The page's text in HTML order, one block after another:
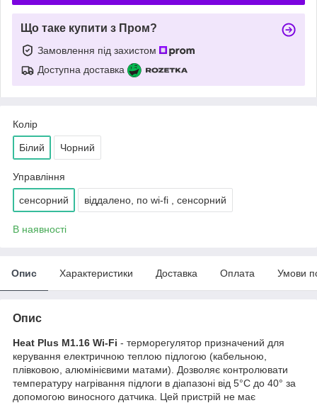
Що таке купити з Пром?
Замовлення під захистом
Доступна доставка
Колір
Білий Чорний
Управління
сенсорний віддалено, по wi-fi , сенсорний
В наявності
Опис Характеристики Доставка Оплата Умови
Опис
Heat Plus M1.16 Wi-Fi - терморегулятор призначений для
керування електричною теплою підлогою (кабельною,
плівковою, алюмінієвими матами). Дозволяє контролювати
температуру нагрівання підлоги в діапазоні від 5°С до 40° за
допомогою виносного датчика. Цей пристрій не має